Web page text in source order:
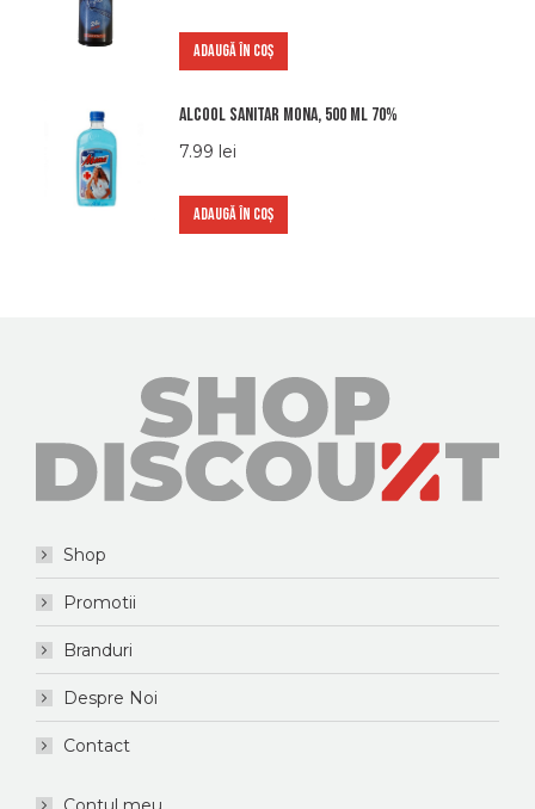
ADAUGĂ ÎN COȘ
Alcool sanitar Mona, 500 ml 70%
7.99 lei
ADAUGĂ ÎN COȘ
Shop
Promotii
Branduri
Despre Noi
Contact